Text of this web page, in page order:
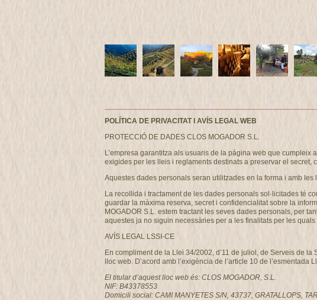
POLÍTICA DE PRIVACITAT I AVÍS LEGAL WEB
PROTECCIÓ DE DADES CLOS MOGADOR S.L.
L’empresa garantitza als usuaris de la página web que
exigides per les lleis i reglaments destinats a preservar el
Aquestes dades personals seran utilitzades en la forma i amb
La recollida i tractament de les dades personals sol·licitades té
guardar la màxima reserva, secret i confidencialitat sobre la
MOGADOR S.L. estem tractant les seves dades personals, per
aquestes ja no siguin necessàries per a les finalitats per les
AVÍS LEGAL LSSI-CE
En compliment de la Llei 34/2002, d’11 de juliol, de Serveis de
lloc web. D’acord amb l’exigència de l’article 10 de
El titular d’aquest lloc web és: CLOS MOGADOR, S.L.
NIF: B43378553
Domicili social: CAMI MANYETES S/N, 43737, GRATALLOPS,